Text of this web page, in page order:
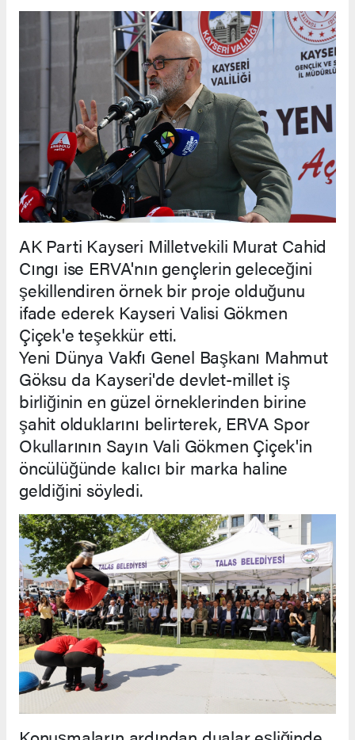
AK Parti Kayseri Milletvekili Murat Cahid
Cıngı ise ERVA'nın gençlerin geleceğini
şekillendiren örnek bir proje olduğunu
ifade ederek Kayseri Valisi Gökmen
Çiçek'e teşekkür etti.
Yeni Dünya Vakfı Genel Başkanı Mahmut
Göksu da Kayseri'de devlet-millet iş
birliğinin en güzel örneklerinden birine
şahit olduklarını belirterek, ERVA Spor
Okullarının Sayın Vali Gökmen Çiçek'in
öncülüğünde kalıcı bir marka haline
geldiğini söyledi.